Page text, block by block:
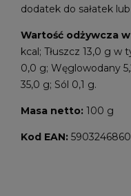
dodatek do sałatek
Wartość odżywcza
kcal; Tłuszcz 13,0 g
0,0 g; Węglowodany
35,0 g; Sól 0,1 g.
Masa netto: 100 g
Kod EAN: